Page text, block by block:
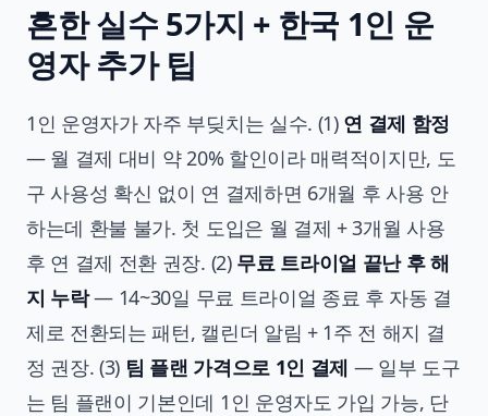
흔한 실수 5가지 + 한국 1인 운
영자 추가 팁
1인 운영자가 자주 부딪치는 실수. (1) 연 결제 함정
— 월 결제 대비 약 20% 할인이라 매력적이지만, 도
구 사용성 확신 없이 연 결제하면 6개월 후 사용 안
하는데 환불 불가. 첫 도입은 월 결제 + 3개월 사용
후 연 결제 전환 권장. (2) 무료 트라이얼 끝난 후 해
지 누락— 14~30일 무료 트라이얼 종료 후 자동 결
제로 전환되는 패턴, 캘린더 알림 + 1주 전 해지 결
정 권장. (3) 팀 플랜 가격으로 1인 결제 — 일부 도구
는 팀 플랜이 기본인데 1인 운영자도 가입 가능, 단